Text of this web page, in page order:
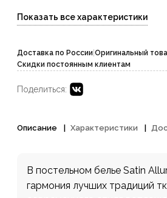
Показать все характеристики
Доставка по России Оригинальный
Скидки постоянным клиентам
Поделиться:
Описание Характеристики
В постельном белье Satin
гармония лучших традиций